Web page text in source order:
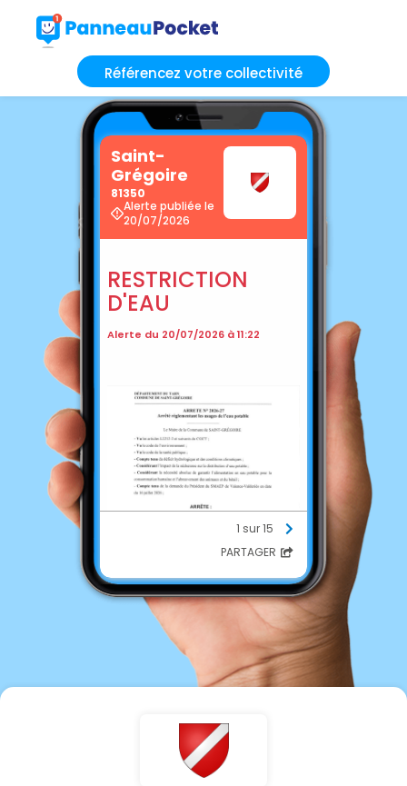
Référencez votre collectivité
Saint-
Grégoire
81350
Alerte publiée le
20/07/2026
RESTRICTION
D'EAU
Alerte du 20/07/2026 à 11:22
1 sur 15
PARTAGER